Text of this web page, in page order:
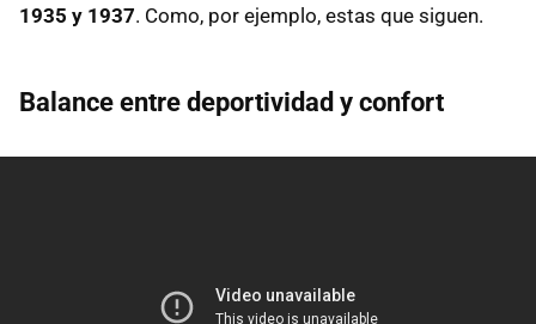
1935 y 1937. Como, por ejemplo, estas que siguen.
Balance entre deportividad y confort